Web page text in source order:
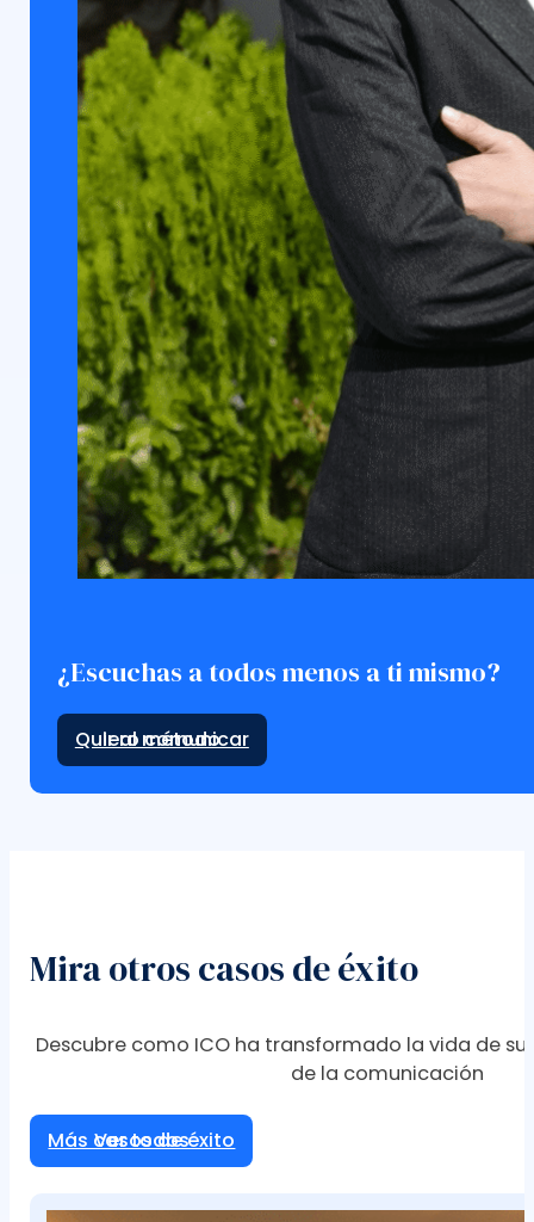
¿Escuchas a todos menos a ti mismo?
Ir al método
Mira otros casos de éxito
Descubre como ICO ha transformado la vida de
de la comunicación
Más casos de éxito